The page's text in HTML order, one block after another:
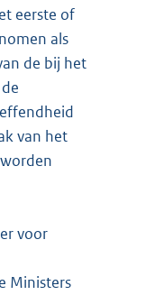
eerste of
als
de bij het
van het
voor
Ministers